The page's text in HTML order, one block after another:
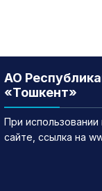
АО
«Тошкент»
При
сайте, ссылка на